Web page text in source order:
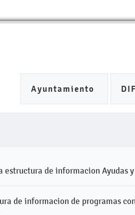
Ayuntamiento DIF
estructura de informacion Ayudas
de informacion de programas